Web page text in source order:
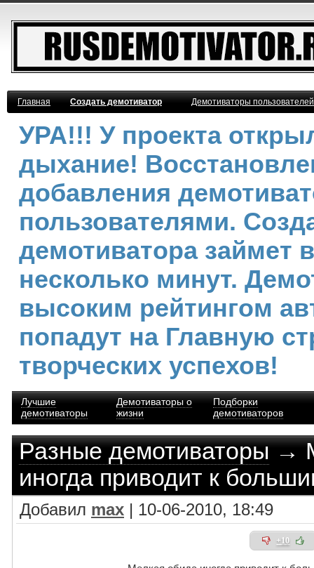
Главная Создать демотиватор Демотиваторы
УРА!!! У проекта
дыхание!
добавления
пользователями.
демотиватора займет
несколько минут.
высоким рейтингом
попадут на Главную
творческих успехов!
Лучшие
демотиваторы
Демотиваторы о
жизни
Подборки
демотиваторов
Разные демотиваторы→
иногда приводит к
Добавил max | 10-06-2010, 18:49
+10